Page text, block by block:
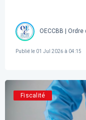
OECCBB |
Publié le 01 Jul 2026 à 04:15
Fiscalité